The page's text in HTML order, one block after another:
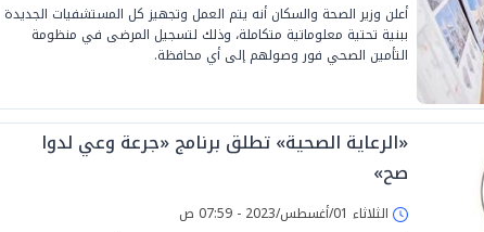
أعلن وزير الصحة والسكان أنه يتم العمل وتجهيز كل المستشفيات الجديدة
ببنية تحتية معلوماتية متكاملة، وذلك لتسجيل المرضى في منظومة
التأمين الصحي فور وصولهم إلى أي محافظة.
«الرعاية الصحية» تطلق برنامج «جرعة وعي لدوا
صح»
الثلاثاء 01/أغسطس/2023 - 07:59 ص